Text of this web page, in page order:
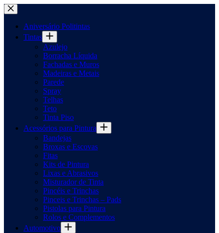
Pular
para
conteúdo
Aniversário Politintas
Tintas
Azulejo
Borracha Líquida
Fachadas e Muros
Madeiras e Metais
Parede
Spray
Telhas
Teto
Tinta Piso
Acessórios para Pintura
Bandejas
Broxas e Escovas
Fitas
Kits de Pintura
Lixas e Abrasivos
Misturador de Tinta
Pincéis e Trinchas
Pinceis e Trinchas – Pads
Pistolas para Pintura
Rolos e Complementos
Automotivo